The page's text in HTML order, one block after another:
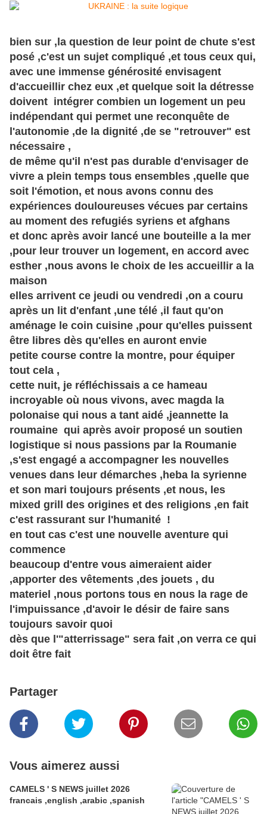
bien sur ,la question de leur point de chute s'est
posé ,c'est un sujet compliqué ,et tous ceux qui,
avec une immense générosité envisagent
d'accueillir chez eux ,et quelque soit la détresse
doivent intégrer combien un logement un peu
indépendant qui permet une reconquête de
l'autonomie ,de la dignité ,de se "retrouver" est
nécessaire ,
de même qu'il n'est pas durable d'envisager de
vivre a plein temps tous ensembles ,quelle que
soit l'émotion, et nous avons connu des
expériences douloureuses vécues par certains
au moment des refugiés syriens et afghans
et donc après avoir lancé une bouteille a la mer
,pour leur trouver un logement, en accord avec
esther ,nous avons le choix de les accueillir a la
maison
elles arrivent ce jeudi ou vendredi ,on a couru
après un lit d'enfant ,une télé ,il faut qu'on
aménage le coin cuisine ,pour qu'elles puissent
être libres dès qu'elles en auront envie
petite course contre la montre, pour équiper
tout cela ,
cette nuit, je réfléchissais a ce hameau
incroyable où nous vivons, avec magda la
polonaise qui nous a tant aidé ,jeannette la
roumaine qui après avoir proposé un soutien
logistique si nous passions par la Roumanie
,s'est engagé a accompagner les nouvelles
venues dans leur démarches ,heba la syrienne
et son mari toujours présents ,et nous, les
mixed grill des origines et des religions ,en fait
c'est rassurant sur l'humanité !
en tout cas c'est une nouvelle aventure qui
commence
beaucoup d'entre vous aimeraient aider
,apporter des vêtements ,des jouets , du
materiel ,nous portons tous en nous la rage de
l'impuissance ,d'avoir le désir de faire sans
toujours savoir quoi
dès que l'"atterrissage" sera fait ,on verra ce qui
doit être fait
Partager
Vous aimerez aussi
CAMELS ' S NEWS juillet 2026
francais ,english ,arabic ,spanish